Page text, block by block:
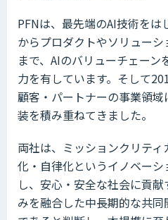
PFNは、最先端のAI技術を
からプロダクトやソリュー
まで、AIのバリューチェー
力を有しています。そして
顧客・パートナーの事業領
装を積み重ねてきました。
両社は、ミッションクリテ
化・自律化というイノベー
し、安心・安全な社会に貢
みを融合した中長期的な共